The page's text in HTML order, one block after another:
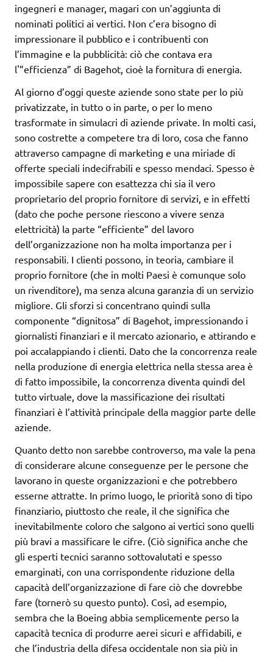
ingegneri e manager, magari con un’aggiunta di
nominati politici ai vertici. Non c’era bisogno di
impressionare il pubblico e i contribuenti con
l’immagine e la pubblicità: ciò che contava era
l'”efficienza” di Bagehot, cioè la fornitura di energia.
Al giorno d’oggi queste aziende sono state per lo più
privatizzate, in tutto o in parte, o per lo meno
trasformate in simulacri di aziende private. In molti casi,
sono costrette a competere tra di loro, cosa che fanno
attraverso campagne di marketing e una miriade di
offerte speciali indecifrabili e spesso mendaci. Spesso è
impossibile sapere con esattezza chi sia il vero
proprietario del proprio fornitore di servizi, e in effetti
(dato che poche persone riescono a vivere senza
elettricità) la parte “efficiente” del lavoro
dell’organizzazione non ha molta importanza per i
responsabili. I clienti possono, in teoria, cambiare il
proprio fornitore (che in molti Paesi è comunque solo
un rivenditore), ma senza alcuna garanzia di un servizio
migliore. Gli sforzi si concentrano quindi sulla
componente “dignitosa” di Bagehot, impressionando i
giornalisti finanziari e il mercato azionario, e attirando e
poi accalappiando i clienti. Dato che la concorrenza reale
nella produzione di energia elettrica nella stessa area è
di fatto impossibile, la concorrenza diventa quindi del
tutto virtuale, dove la massificazione dei risultati
finanziari è l’attività principale della maggior parte delle
aziende.
Quanto detto non sarebbe controverso, ma vale la pena
di considerare alcune conseguenze per le persone che
lavorano in queste organizzazioni e che potrebbero
esserne attratte. In primo luogo, le priorità sono di tipo
finanziario, piuttosto che reale, il che significa che
inevitabilmente coloro che salgono ai vertici sono quelli
più bravi a massificare le cifre. (Ciò significa anche che
gli esperti tecnici saranno sottovalutati e spesso
emarginati, con una corrispondente riduzione della
capacità dell’organizzazione di fare ciò che dovrebbe
fare (tornerò su questo punto). Così, ad esempio,
sembra che la Boeing abbia semplicemente perso la
capacità tecnica di produrre aerei sicuri e affidabili, e
che l’industria della difesa occidentale non sia più in